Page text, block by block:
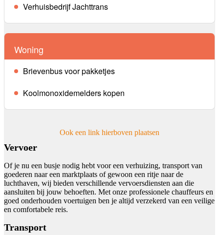
Verhuisbedrijf Jachttrans
Woning
Brievenbus voor pakketjes
Koolmonoxidemelders kopen
Ook een link hierboven plaatsen
Vervoer
Of je nu een busje nodig hebt voor een verhuizing, transport van
goederen naar een marktplaats of gewoon een ritje naar de
luchthaven, wij bieden verschillende vervoersdiensten aan die
aansluiten bij jouw behoeften. Met onze professionele chauffeurs en
goed onderhouden voertuigen ben je altijd verzekerd van een veilige
en comfortabele reis.
Transport